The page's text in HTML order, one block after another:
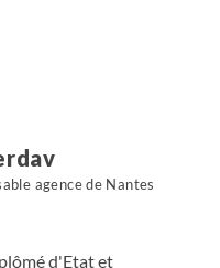
de mer. Si la faune
croiser des phoques
agence de Nantes
d'Etat et